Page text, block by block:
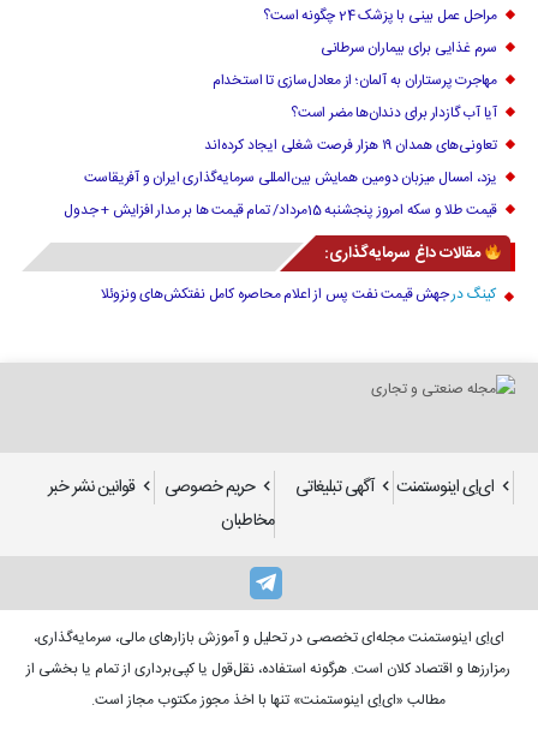
مراحل عمل بینی با پزشک 24 چگونه است؟
سرم غذایی برای بیماران سرطانی
مهاجرت پرستاران به آلمان؛ از معادل‌سازی تا استخدام
آیا آب گازدار برای دندان‌ها مضر است؟
تعاونی‌های همدان ۱۹ هزار فرصت شغلی ایجاد کرده‌اند
یزد، امسال میزبان دومین همایش بین‌المللی سرمایه‌گذاری ایران و آفریقاست
قیمت طلا و سکه امروز پنجشنبه 15مرداد/ تمام قیمت ها بر مدار افزایش + جدول
مقالات داغ سرمایه‌گذاری:
کینگدرجهش قیمت نفت پس از اعلام محاصره کامل نفتکش‌های ونزوئلا
ای‌اِی اینوستمنت آگهی تبلیغاتی
حریم خصوصی
مخاطبان
قوانین نشر خبر
ای‌اِی اینوستمنت مجله‌ای تخصصی در تحلیل و آموزش بازارهای مالی، سرمایه‌گذاری،
رمزارزها و اقتصاد کلان است. هرگونه استفاده، نقل‌قول یا کپی‌برداری از تمام یا بخشی از
مطالب «ای‌اِی اینوستمنت» تنها با اخذ مجوز مکتوب مجاز است.